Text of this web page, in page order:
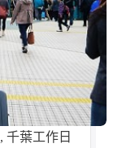
, 千葉工作日